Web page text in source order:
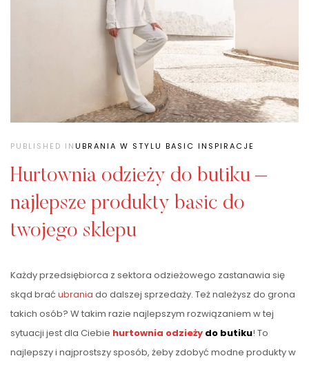
PUBLISHED INUBRANIA W STYLU BASIC INSPIRACJE
Hurtownia odzieży do butiku –
najlepsze produkty basic do
twojego sklepu
Każdy przedsiębiorca z sektora odzieżowego zastanawia się
skąd brać ubrania do dalszej sprzedaży. Też należysz do grona
takich osób? W takim razie najlepszym rozwiązaniem w tej
sytuacji jest dla Ciebie hurtownia odzieży do butiku! To
najlepszy i najprostszy sposób, żeby zdobyć modne produkty w